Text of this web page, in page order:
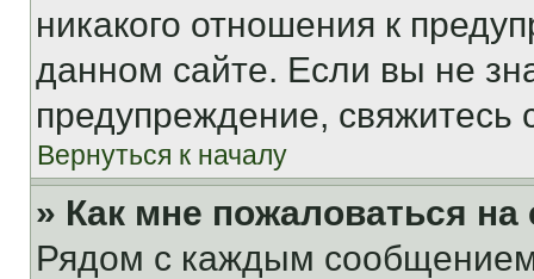
никакого отношения к
данном сайте. Если вы не
предупреждение,
Вернуться к началу
» Как мне пожаловаться
Рядом с каждым сообщением